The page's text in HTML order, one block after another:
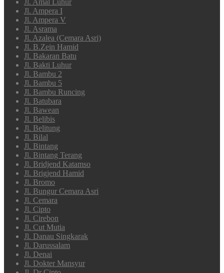
Jl. Amal Luhur
Jl. Ampera I
Jl. Ampera V
Jl. Asrama
Jl. Azalea (Cemara Asri)
Jl. B.Zein Hamid
Jl. Bakaran Batu
Jl. Bakti Luhur
Jl. Bambu 2
Jl. Bambu 5
Jl. Bambu Runcing
Jl. Batubara
Jl. Bawean
Jl. Belibis
Jl. Belitung
Jl. Bilal
Jl. Bintang
Jl. Bintang Terang
Jl. Bridjend Katamso
Jl. Brigjend Hamid
Jl. Bromo
Jl. Bungur Cemara Asri
Jl. Cemara
Jl. Cipto
Jl. Cirebon
Jl. Cut Mutia
Jl. Danau Singkarak
Jl. Darussalam
Jl. Denai
Jl. Dokter Mansyur